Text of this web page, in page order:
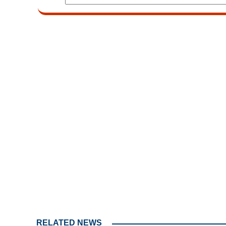
RELATED NEWS